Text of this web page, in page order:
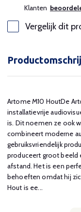
Klanten
Vergelijk dit
Artome M10 HoutDe
installatievrije
is. Dit noemen ze ook
combineert moderne
gebruiksvriendelijk
produceert groot beeld
afstand. Het is een
behoeften omdat hij
Hout is ee...